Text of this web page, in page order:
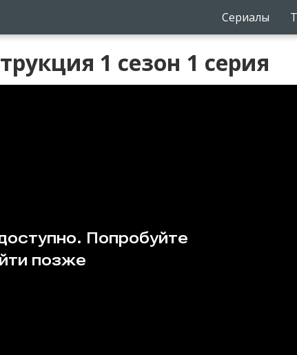
Сериалы
1 сезон 1 серия